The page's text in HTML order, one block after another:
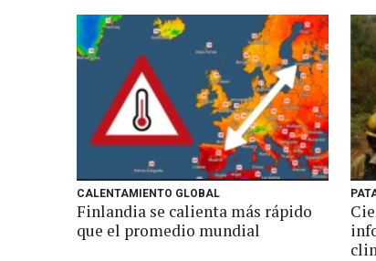
CALENTAMIENTO GLOBAL
Finlandia se calienta más rápido
que el promedio mundial